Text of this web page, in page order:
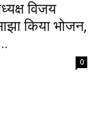
विजय
किया भोजन,
0